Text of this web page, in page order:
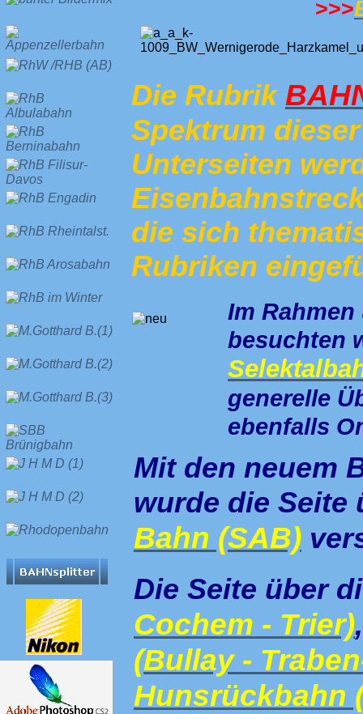
>>>
Die Rubrik
Spektrum
Unterseiten
die sich
Rubriken
Im
besuchten
generelle
ebenfalls
Mit den neuem
wurde die Seite
Bahn (SAB)
Die Seite über
Cochem - Trier)
(Bullay -
Hunsrückbahn